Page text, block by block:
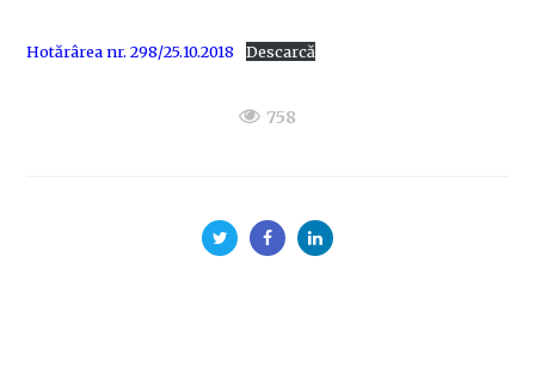
Hotărârea nr. 298/25.10.2018 Descarcă
758